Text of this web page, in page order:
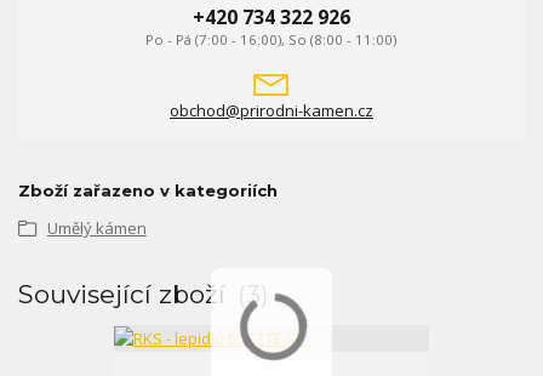
+420 734 322 926
Po - Pá (7:00 - 16:00), So (8:00 - 11:00)
obchod@prirodni-kamen.cz
Zboží zařazeno v kategoriích
Umělý kámen
Související zboží 3